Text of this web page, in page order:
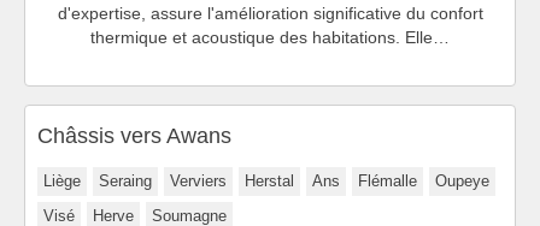
d'expertise, assure l'amélioration significative du confort
thermique et acoustique des habitations. Elle…
Châssis vers Awans
Liège Seraing Verviers Herstal Ans Flémalle
Oupeye
Visé
Herve Soumagne